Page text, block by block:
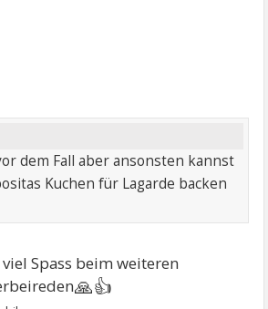
dem Fall aber ansonsten kannst
Kuchen für Lagarde backen
Spass beim weiteren
🙏👍